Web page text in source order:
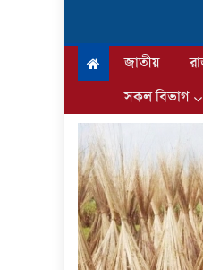
জাতীয়
সকল বিভাগ